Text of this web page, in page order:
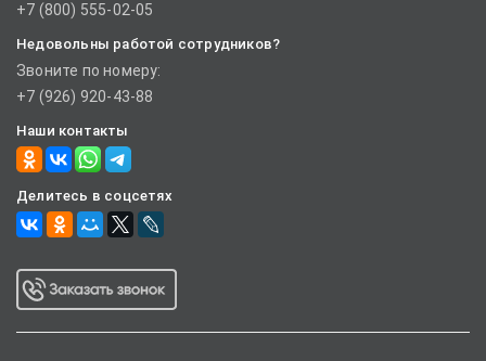
+7 (800) 555-02-05
Недовольны работой сотрудников?
Звоните по номеру:
+7 (926) 920-43-88
Наши контакты
Делитесь в соцсетях